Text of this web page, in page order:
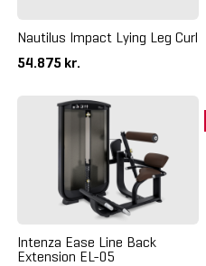
Nautilus Impact Lying Leg Curl
54.875 kr.
Intenza Ease Line Back
Extension EL-05